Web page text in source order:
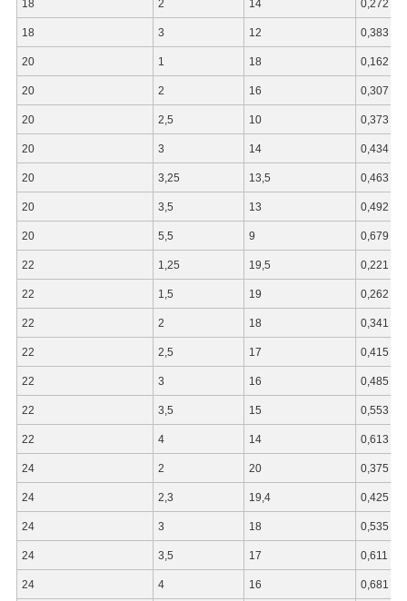
18 2 14 0,272
18 3 12 0,383
20 1 18 0,162
20 2 16 0,307
20 2,5 10 0,373
20 3 14 0,434
20 3,25 13,5 0,463
20 3,5 13 0,492
20 5,5 9 0,679
22 1,25 19,5 0,221
22 1,5 19 0,262
22 2 18 0,341
22 2,5 17 0,415
22 3 16 0,485
22 3,5 15 0,553
22 4 14 0,613
24 2 20 0,375
24 2,3 19,4 0,425
24 3 18 0,535
24 3,5 17 0,611
24 4 16 0,681